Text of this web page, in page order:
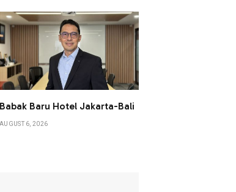
Babak Baru Hotel Jakarta-Bali
AUGUST 6, 2026